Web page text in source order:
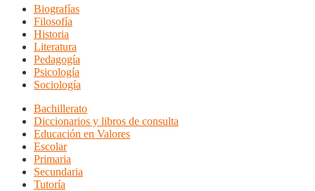
Biografías
Filosofía
Historia
Literatura
Pedagogía
Psicología
Sociología
Bachillerato
Diccionarios y libros de consulta
Educación en Valores
Escolar
Primaria
Secundaria
Tutoría